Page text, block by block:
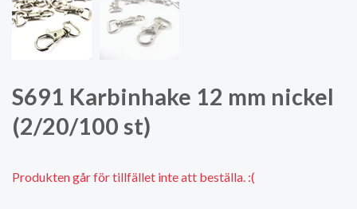
S691 Karbinhake 12 mm nickel
(2/20/100 st)
Produkten går för tillfället inte att beställa. :(